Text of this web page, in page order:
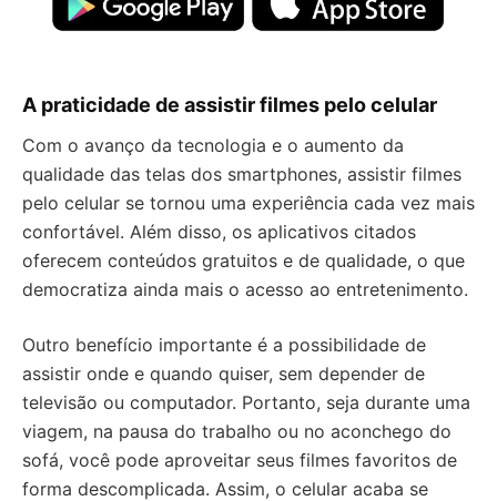
A praticidade de assistir filmes pelo celular
Com o avanço da tecnologia e o aumento da
qualidade das telas dos smartphones, assistir filmes
pelo celular se tornou uma experiência cada vez mais
confortável. Além disso, os aplicativos citados
oferecem conteúdos gratuitos e de qualidade, o que
democratiza ainda mais o acesso ao entretenimento.
Outro benefício importante é a possibilidade de
assistir onde e quando quiser, sem depender de
televisão ou computador. Portanto, seja durante uma
viagem, na pausa do trabalho ou no aconchego do
sofá, você pode aproveitar seus filmes favoritos de
forma descomplicada. Assim, o celular acaba se